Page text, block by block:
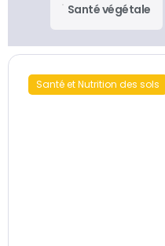
Santé végétale
Santé et Nutrition des sols